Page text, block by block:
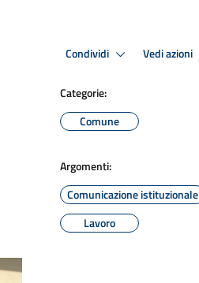
Condividi Vedi azioni
Categorie:
Comune
Argomenti:
Comunicazione istituzionale
Lavoro